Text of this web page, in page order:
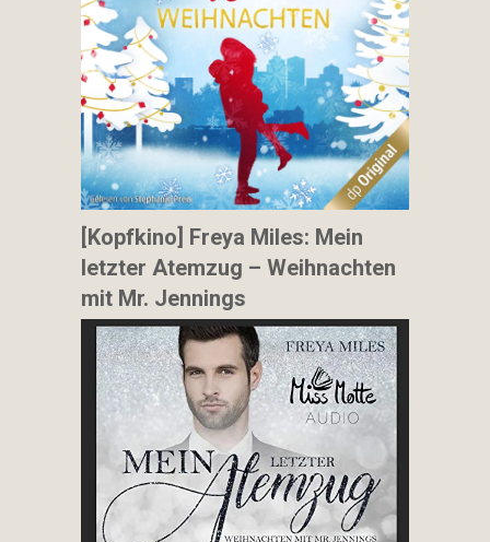
[Kopfkino] Freya Miles: Mein
letzter Atemzug – Weihnachten
mit Mr. Jennings